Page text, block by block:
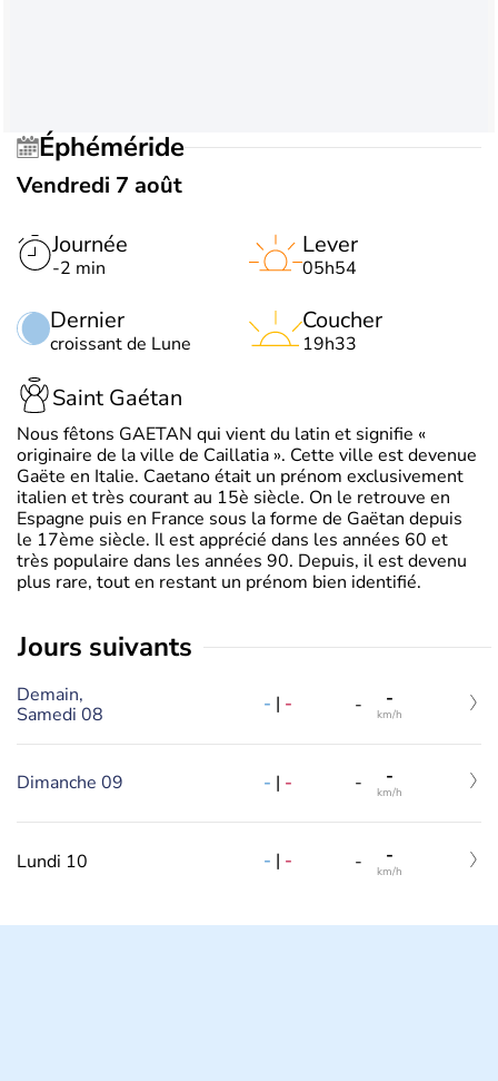
Éphéméride
Vendredi 7 août
Journée
-2 min
Dernier
croissant de Lune
Lever
05h54
Coucher
19h33
Saint Gaétan
Nous fêtons GAETAN qui vient du latin et signifie «
originaire de la ville de Caillatia ». Cette ville est devenue
Gaëte en Italie. Caetano était un prénom exclusivement
italien et très courant au 15è siècle. On le retrouve en
Espagne puis en France sous la forme de Gaëtan depuis
le 17ème siècle. Il est apprécié dans les années 60 et
très populaire dans les années 90. Depuis, il est devenu
plus rare, tout en restant un prénom bien identifié.
jours suivants
Demain,
Samedi 08
- | - - -
km/h
Dimanche 09 - | - - -
km/h
Lundi 10 - | - - -
km/h